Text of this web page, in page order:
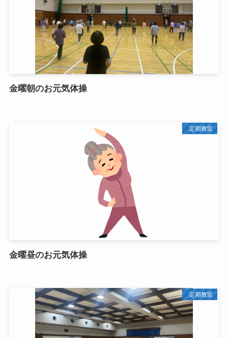
金曜朝のお元気体操
定期教室
金曜昼のお元気体操
定期教室